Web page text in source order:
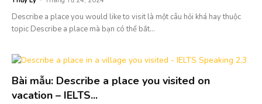
Describe a place you would like to visit là một câu hỏi khá hay thuộc
topic Describe a place mà bạn có thể bắt...
Bài mẫu: Describe a place you visited on
vacation – IELTS...